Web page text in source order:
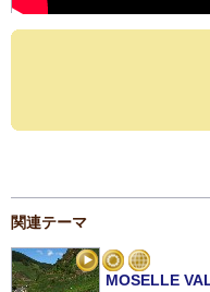
関連テーマ
MOSELLE